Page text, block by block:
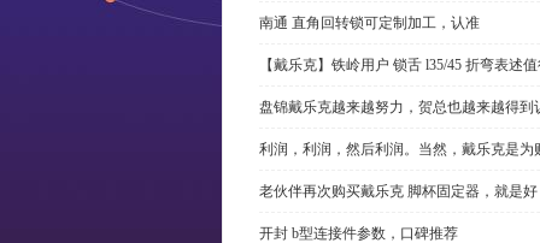
南通 直角回转锁可定制加工，认准
【戴乐克】铁岭用户 锁舌 l35/45 折弯表述
盘锦戴乐克越来越努力，贺总也越来越得到
利润，利润，然后利润。当然，戴乐克是为
老伙伴再次购买戴乐克 脚杯固定器，就是
开封 b型连接件参数，口碑推荐